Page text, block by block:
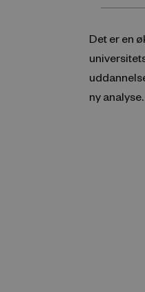
Det er en
ny analyse.